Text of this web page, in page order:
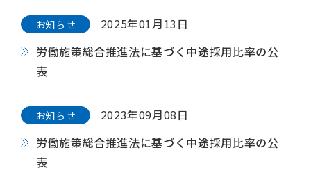
お知らせ
2025年01月13日
労働施策総合推進法に基づく中途採用比率の公
表
お知らせ
2023年09月08日
労働施策総合推進法に基づく中途採用比率の公
表